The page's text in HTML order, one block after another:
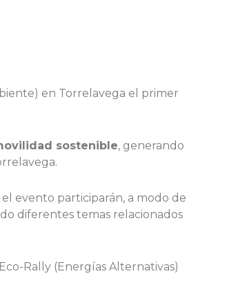
en Torrelavega el primer
sostenible, generando
evento participarán, a modo de
diferentes temas relacionados
Rally (Energías Alternativas)